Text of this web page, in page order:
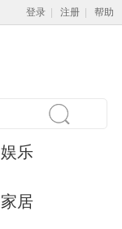
登录 注册 帮助
娱乐
家居